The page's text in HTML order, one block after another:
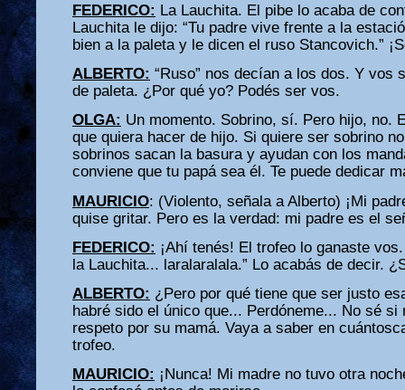
FEDERICO: La Lauchita. El pibe lo acaba de
Lauchita le dijo: “Tu padre vive frente a la
bien a la paleta y le dicen el ruso Stancovich.”
ALBERTO: “Ruso” nos decían a los dos. Y vos
de paleta. ¿Por qué yo? Podés ser vos.
OLGA: Un momento. Sobrino, sí. Pero hijo, no.
que quiera hacer de hijo. Si quiere ser sobrino
sobrinos sacan la basura y ayudan con los
conviene que tu papá sea él. Te puede dedicar
MAURICIO: (Violento, señala a Alberto) ¡Mi
quise gritar. Pero es la verdad: mi padre es el
FEDERICO: ¡Ahí tenés! El trofeo lo ganaste
la Lauchita... laralaralala.” Lo acabás de decir.
ALBERTO: ¿Pero por qué tiene que ser justo
habré sido el único que... Perdóneme... No sé si
respeto por su mamá. Vaya a saber en
trofeo.
MAURICIO: ¡Nunca! Mi madre no tuvo otra